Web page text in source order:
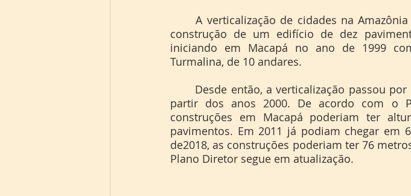
	A verticalização de cidades na Amazônia começou em 1949, em Manaus, com a
construção de um edifício de dez
iniciando em Macapá no ano de 1999
Turmalina, de 10 andares.
partir dos anos 2000. De acordo com o
construções em Macapá poderiam ter
pavimentos. Em 2011 já podiam chegar em
de2018, as construções poderiam ter 76
Plano Diretor segue em atualização.